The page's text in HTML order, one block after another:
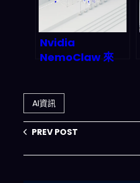
Nvidia
NemoClaw 來
正開端
AI資訊
PREV POST